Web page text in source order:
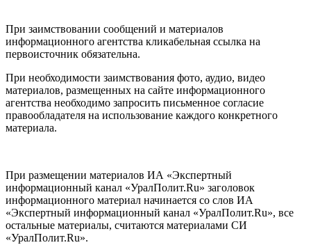
При заимствовании сообщений и материалов
информационного агентства кликабельная ссылка на
первоисточник обязательна.
При необходимости заимствования фото, аудио, видео
материалов, размещенных на сайте информационного
агентства необходимо запросить письменное согласие
правообладателя на использование каждого конкретного
материала.
При размещении материалов ИА «Экспертный
информационный канал «УралПолит.Ru» заголовок
информационного материал начинается со слов ИА
«Экспертный информационный канал «УралПолит.Ru», все
остальные материалы, считаются материалами СИ
«УралПолит.Ru».